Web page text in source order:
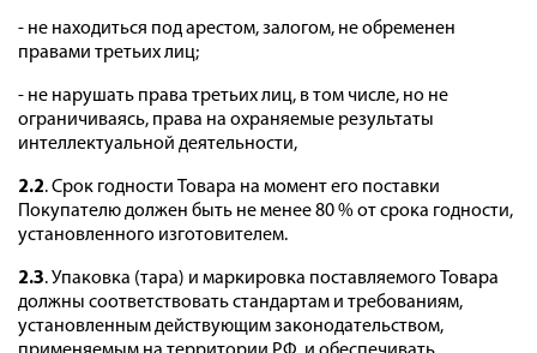
- не находиться под арестом, залогом, не обременен
правами третьих лиц;
- не нарушать права третьих лиц, в том числе, но не
ограничиваясь, права на охраняемые результаты
интеллектуальной деятельности,
2.2. Срок годности Товара на момент его поставки
Покупателю должен быть не менее 80 % от срока годности,
установленного изготовителем.
2.3. Упаковка (тара) и маркировка поставляемого Товара
должны соответствовать стандартам и требованиям,
установленным действующим законодательством,